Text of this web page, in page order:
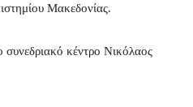
Μακεδονίας.
κέντρο Νικόλαος